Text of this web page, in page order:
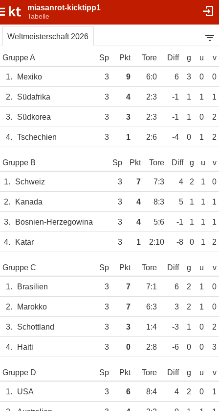
miasanrot-kicktipp1
Tabelle
Weltmeisterschaft 2026
Gruppe A Sp Pkt Tore Diff g u v
1. Mexiko 3 9 6:0 6 3 0 0
2. Südafrika 3 4 2:3 -1 1 1 1
3. Südkorea 3 3 2:3 -1 1 0 2
4. Tschechien 3 1 2:6 -4 0 1 2
Gruppe B Sp Pkt Tore Diff g u v
1. Schweiz 3 7 7:3 4 2 1 0
2. Kanada 3 4 8:3 5 1 1 1
3. Bosnien-Herzegowina 3 4 5:6 -1 1 1 1
4. Katar 3 1 2:10 -8 0 1 2
Gruppe C Sp Pkt Tore Diff g u v
1. Brasilien 3 7 7:1 6 2 1 0
2. Marokko 3 7 6:3 3 2 1 0
3. Schottland 3 3 1:4 -3 1 0 2
4. Haiti 3 0 2:8 -6 0 0 3
Gruppe D Sp Pkt Tore Diff g u v
1. USA 3 6 8:4 4 2 0 1